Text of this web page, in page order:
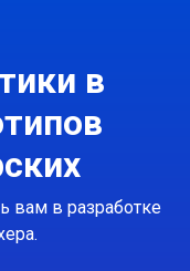
в
вам в разработке